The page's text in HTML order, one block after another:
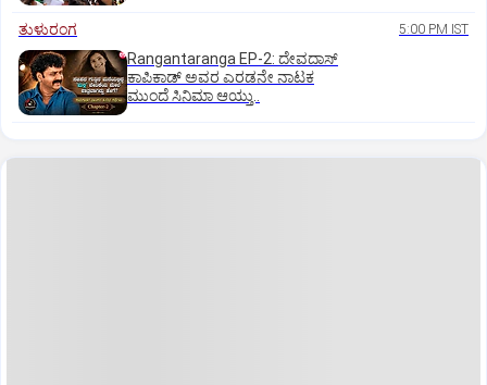
ತುಳುರಂಗ 5:00 PM IST
Rangantaranga EP-2: ದೇವದಾಸ್
ಕಾಪಿಕಾಡ್‌ ಅವರ ಎರಡನೇ ನಾಟಕ
ಮುಂದೆ ಸಿನಿಮಾ ಆಯ್ತು..